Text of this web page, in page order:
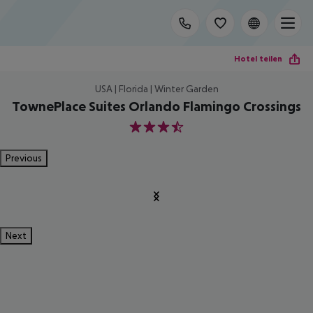
Hotel teilen
USA | Florida | Winter Garden
TownePlace Suites Orlando Flamingo Crossings
3.5
Previous
Next